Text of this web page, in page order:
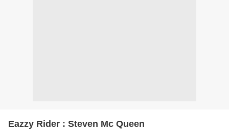
Eazzy Rider : Steven Mc Queen